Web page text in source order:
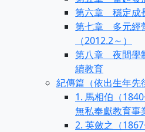
第六章 穩定成
第七章 多元經
（2012.2～）
第八章 夜間學
續教育
紀傳篇（依出生年先
1. 馬相伯（
無私奉獻教育事
2. 英斂之（